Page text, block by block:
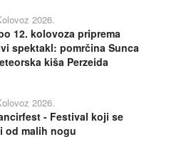
2026.
12. kolovoza priprema
spektakl: pomrčina Sunca
kiša Perzeida
2026.
- Festival koji se
od malih nogu